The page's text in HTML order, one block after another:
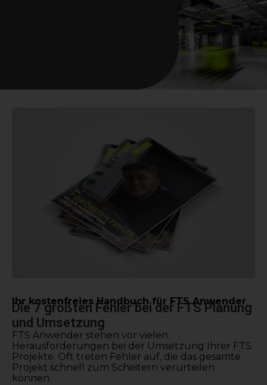
Ihr kostenfreies Handbuch für FTS Anwender
Die 7 größten Fehler bei der FTS Planung
und Umsetzung
FTS Anwender stehen vor vielen
Herausforderungen bei der Umsetzung Ihrer FTS
Projekte. Oft treten Fehler auf, die das gesamte
Projekt schnell zum Scheitern verurteilen
können.